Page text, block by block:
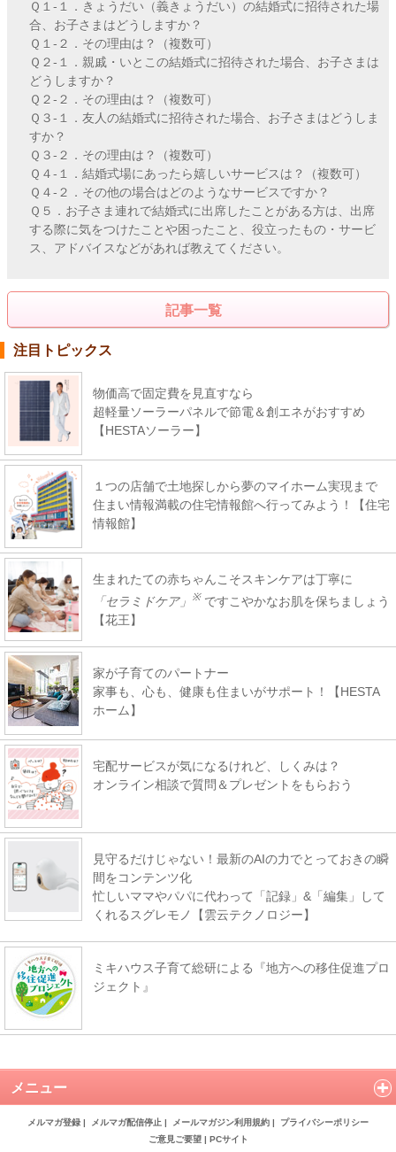
Ｑ１-１．きょうだい（義きょうだい）の結婚式に招待された場
合、お子さまはどうしますか？
Ｑ１-２．その理由は？（複数可）
Ｑ２-１．親戚・いとこの結婚式に招待された場合、お子さまは
どうしますか？
Ｑ２-２．その理由は？（複数可）
Ｑ３-１．友人の結婚式に招待された場合、お子さまはどうしま
すか？
Ｑ３-２．その理由は？（複数可）
Ｑ４-１．結婚式場にあったら嬉しいサービスは？（複数可）
Ｑ４-２．その他の場合はどのようなサービスですか？
Ｑ５．お子さま連れで結婚式に出席したことがある方は、出席
する際に気をつけたことや困ったこと、役立ったもの・サービ
ス、アドバイスなどがあれば教えてください。
記事一覧
注目トピックス
物価高で固定費を見直すなら
超軽量ソーラーパネルで節電＆創エネがおすすめ
【HESTAソーラー】
１つの店舗で土地探しから夢のマイホーム実現まで
住まい情報満載の住宅情報館へ行ってみよう！【住宅
情報館】
生まれたての赤ちゃんこそスキンケアは丁寧に
「セラミドケア」
※ ですこやかなお肌を保ちましょう
【花王】
家が子育てのパートナー
家事も、心も、健康も住まいがサポート！【HESTA
ホーム】
宅配サービスが気になるけれど、しくみは？
オンライン相談で質問＆プレゼントをもらおう
見守るだけじゃない！最新のAIの力でとっておきの瞬
間をコンテンツ化
忙しいママやパパに代わって「記録」&「編集」して
くれるスグレモノ【雲云テクノロジー】
ミキハウス子育て総研による『地方への移住促進プロ
ジェクト』
メニュー
メルマガ登録 | メルマガ配信停止 | メールマガジン利用規約 | プライバシーポリシー
ご意見ご要望| PCサイト